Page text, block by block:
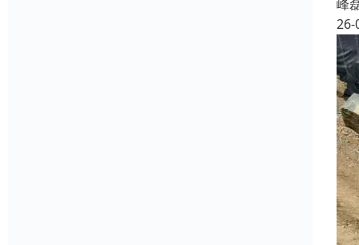
峰
26-